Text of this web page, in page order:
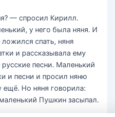
— спросил Кирилл.
у него была няня. И
спать, няня
и рассказывала ему
песни. Маленький
и песни и просил няню
ещё. Но няня говорила:
Пушкин засыпал.